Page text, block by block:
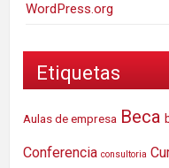
WordPress.org
Etiquetas
Aulas de empresa Beca
Conferencia consultoria